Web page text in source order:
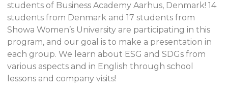
students of Business Academy Aarhus, Denmark! 14
students from Denmark and 17 students from
Showa Women’s University are participating in this
program, and our goal is to make a presentation in
each group. We learn about ESG and SDGs from
various aspects and in English through school
lessons and company visits!